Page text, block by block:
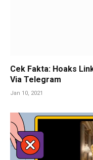
Cek Fakta: Hoaks
Via Telegram
Jan 10, 2021